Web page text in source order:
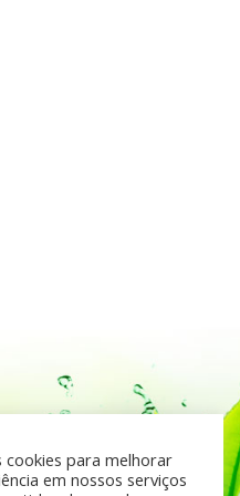
cookies para melhorar
em nossos serviços